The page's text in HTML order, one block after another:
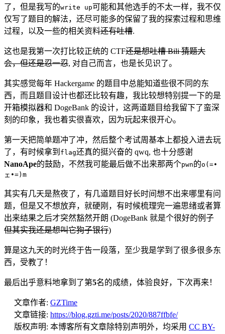
了，但是我写的write up可能和其他选手的不太一样，我不仅
仅写了题目的解法，还尽可能多的保留了我的探索过程和思维
过程，以及一些的相关资料还有吐槽.
这也是我第一次打比较正统的 CTF还是想吐槽 Bili 猜题大
会，但还是忍一忍, 对自己而言，也是长见识了。
其实感觉每年 Hackergame 的题目中总能知道些很不同的东
西，而且题目设计也都还比较有趣，我比较想特别提一下的是
开箱模拟器和 DogeBank 的设计，这两道题目给我留下了蛮深
刻的印象，我也着实很喜欢，因为玩起来很开心。
第一天把简单题冲了冲，然后整个考试周基本上都投入进去玩
了，有时候拿到 flag还真的挺兴奋的 qwq, 也十分感谢
NanoApe的鼓励，不然我可能最后做不出来那两个pwn的o(=•
ェ•=)m
其实有几天是熬夜了，有几道题目好长时间想不出来哪里有问
题，但是又不想放弃，就硬刚，有时候梳理完一遍思绪或者算
出来结果之后才突然豁然开朗 (DogeBank 就是个很好的例子
但其实我还是想叫它狗子银行)
算是这九天的时光终于告一段落，至少我是学到了很多很多东
西，受教了！
最后出乎意料地拿到了第5名的成绩，体验良好，下次再来！
文章作者: GZTime
文章链接: https://blog.gzti.me/posts/2020/887ffbfe/
版权声明: 本博客所有文章除特别声明外，均采用 CC BY-